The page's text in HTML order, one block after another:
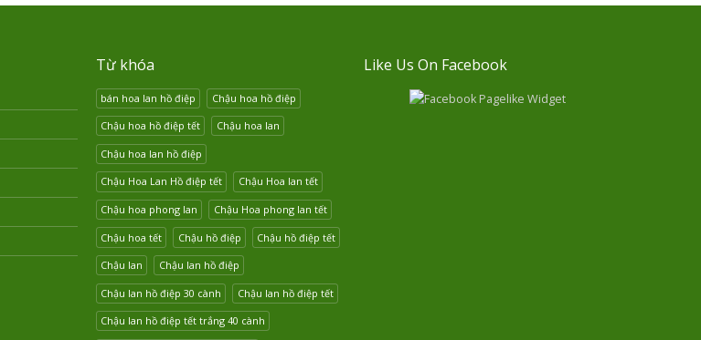
Từ khóa
bán hoa lan hồ điệp Chậu hoa hồ điệp
Chậu hoa hồ điệp tết Chậu hoa lan
Chậu hoa lan hồ điệp
Chậu Hoa Lan Hồ điệp tết Chậu Hoa lan tết
Chậu hoa phong lan Chậu Hoa phong lan tết
Chậu hoa tết Chậu hồ điệp Chậu hồ điệp tết
Chậu lan Chậu lan hồ điệp
Chậu lan hồ điệp 30 cành Chậu lan hồ điệp tết
Chậu lan hồ điệp tết trắng 40 cành
Like Us On Facebook